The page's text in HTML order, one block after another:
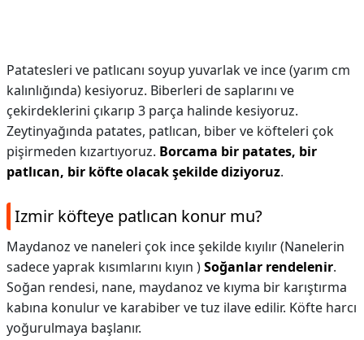
Patatesleri ve patlıcanı soyup yuvarlak ve ince (yarım cm
kalınlığında) kesiyoruz. Biberleri de saplarını ve
çekirdeklerini çıkarıp 3 parça halinde kesiyoruz.
Zeytinyağında patates, patlıcan, biber ve köfteleri çok
pişirmeden kızartıyoruz. Borcama bir patates, bir
patlıcan, bir köfte olacak şekilde diziyoruz.
Izmir köfteye patlıcan konur mu?
Maydanoz ve naneleri çok ince şekilde kıyılır (Nanelerin
sadece yaprak kısımlarını kıyın )Soğanlar rendelenir.
Soğan rendesi, nane, maydanoz ve kıyma bir karıştırma
kabına konulur ve karabiber ve tuz ilave edilir. Köfte harcı
yoğurulmaya başlanır.